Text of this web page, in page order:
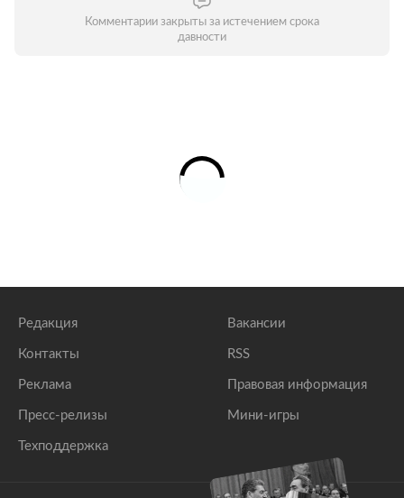
Комментарии закрыты за истечением срока
давности
Редакция
Контакты
Реклама
Пресс-релизы
Техподдержка
Вакансии
RSS
Правовая информация
Мини-игры